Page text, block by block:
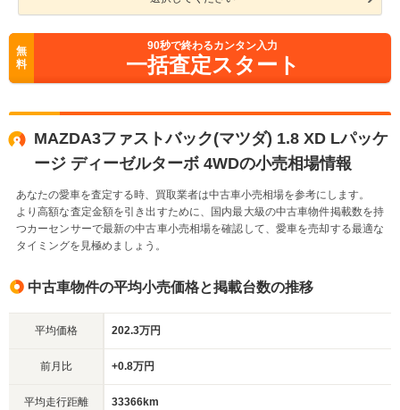
無
料
90秒で終わるカンタン入力
一括査定スタート
MAZDA3ファストバック(マツダ) 1.8 XD Lパッケ
ージ ディーゼルターボ 4WDの小売相場情報
あなたの愛車を査定する時、買取業者は中古車小売相場を参考にします。
より高額な査定金額を引き出すために、国内最大級の中古車物件掲載数を持
つカーセンサーで最新の中古車小売相場を確認して、愛車を売却する最適な
タイミングを見極めましょう。
中古車物件の平均小売価格と掲載台数の推移
平均価格 202.3万円
前月比 +0.8万円
平均走行距離 33366km